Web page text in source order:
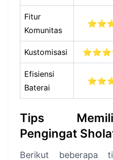
Fitur
Komunitas
Kustomisasi
Efisiensi
Baterai
Tips
Pengingat
Berikut beberapa